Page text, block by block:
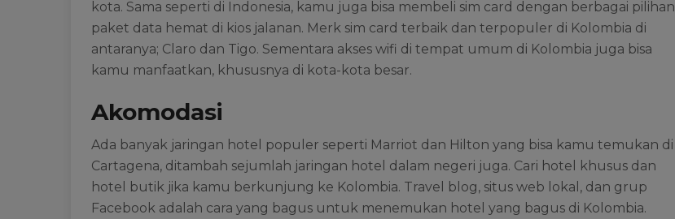
kota. Sama seperti di Indonesia, kamu juga bisa membeli sim card dengan berbagai pilihan
paket data hemat di kios jalanan. Merk sim card terbaik dan terpopuler di Kolombia di
antaranya; Claro dan Tigo. Sementara akses wifi di tempat umum di Kolombia juga bisa
kamu manfaatkan, khususnya di kota-kota besar.
Akomodasi
Ada banyak jaringan hotel populer seperti Marriot dan Hilton yang bisa kamu temukan di
Cartagena, ditambah sejumlah jaringan hotel dalam negeri juga. Cari hotel khusus dan
hotel butik jika kamu berkunjung ke Kolombia. Travel blog, situs web lokal, dan grup
Facebook adalah cara yang bagus untuk menemukan hotel yang bagus di Kolombia.